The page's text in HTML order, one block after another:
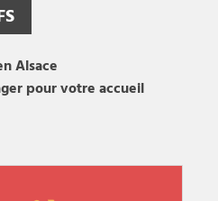
Alsace
pour votre accueil